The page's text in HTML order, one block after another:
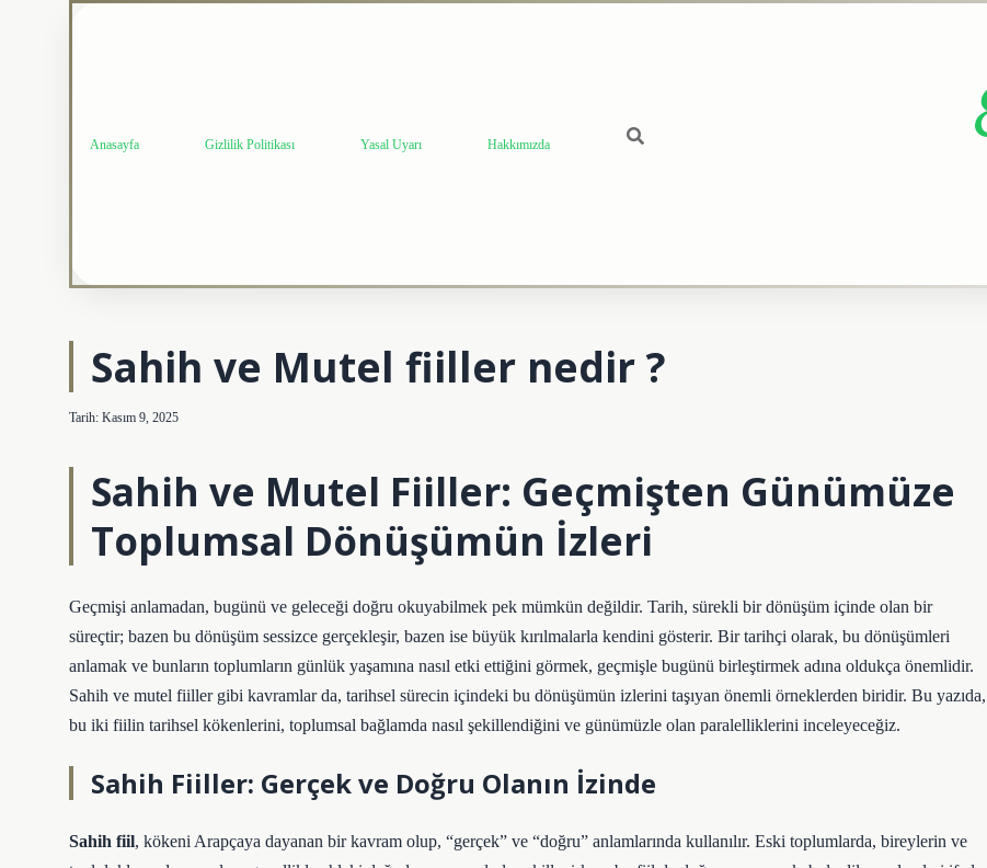
Anasayfa Gizlilik Politikası Yasal Uyarı Hakkımızda
Sahih ve Mutel fiiller nedir ?
Tarih: Kasım 9, 2025
Sahih ve Mutel Fiiller: Geçmişten Günümüze
Toplumsal Dönüşümün İzleri
Geçmişi anlamadan, bugünü ve geleceği doğru okuyabilmek pek mümkün değildir. Tarih, sürekli bir dönüşüm içinde olan bir
süreçtir; bazen bu dönüşüm sessizce gerçekleşir, bazen ise büyük kırılmalarla kendini gösterir. Bir tarihçi olarak, bu dönüşümleri
anlamak ve bunların toplumların günlük yaşamına nasıl etki ettiğini görmek, geçmişle bugünü birleştirmek adına oldukça önemlidir.
Sahih ve mutel fiiller gibi kavramlar da, tarihsel sürecin içindeki bu dönüşümün izlerini taşıyan önemli örneklerden biridir. Bu yazıda,
bu iki fiilin tarihsel kökenlerini, toplumsal bağlamda nasıl şekillendiğini ve günümüzle olan paralelliklerini inceleyeceğiz.
Sahih Fiiller: Gerçek ve Doğru Olanın İzinde
Sahih fiil, kökeni Arapçaya dayanan bir kavram olup, “gerçek” ve “doğru” anlamlarında kullanılır. Eski toplumlarda, bireylerin ve